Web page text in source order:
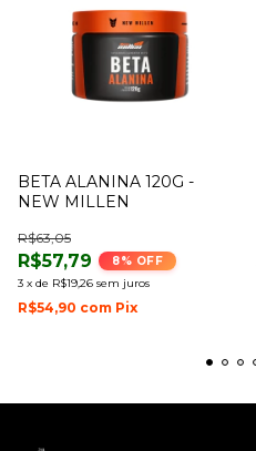
BETA ALANINA 120G -
NEW MILLEN
R$57,79
R$63,05
8% OFF
3 x de R$19,26 sem juros
R$54,90 com Pix